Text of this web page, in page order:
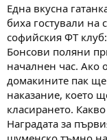
Една вкусна
биха гостували на
софийския ФТ
Бонсови поляни
началнен час. Ако
домакините пак
наказание, което
класирането.
Наградата за